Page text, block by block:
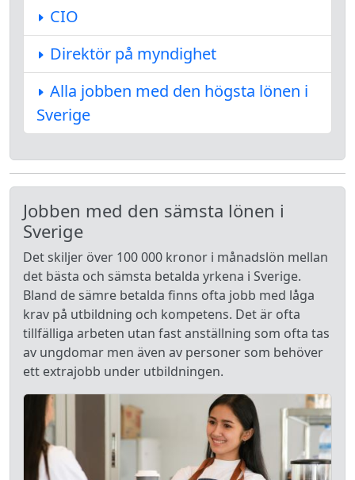
CIO
Direktör på myndighet
Alla jobben med den högsta lönen i
Sverige
Jobben med den sämsta lönen i
Sverige
Det skiljer över 100 000 kronor i månadslön mellan
det bästa och sämsta betalda yrkena i Sverige.
Bland de sämre betalda finns ofta jobb med låga
krav på utbildning och kompetens. Det är ofta
tillfälliga arbeten utan fast anställning som ofta tas
av ungdomar men även av personer som behöver
ett extrajobb under utbildningen.